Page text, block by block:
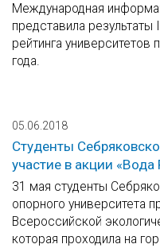
Международная
представила
рейтинга
года.
05.06.2018
Студенты
участие в акции «Вода
31 мая студенты
опорного университета
Всероссийской
которая проходила на